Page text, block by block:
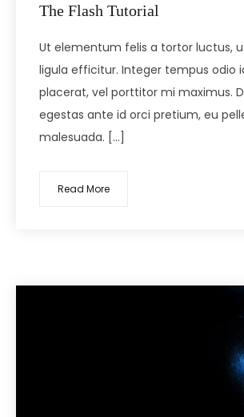
The Flash Tutorial
Ut elementum felis a tortor luctus,
ligula efficitur. Integer tempus odio
placerat, vel porttitor mi maximus.
egestas ante id orci pretium, eu
malesuada. […]
Read More